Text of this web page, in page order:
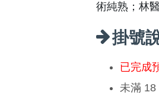
術純熟；林
掛號
已完成
未滿 18